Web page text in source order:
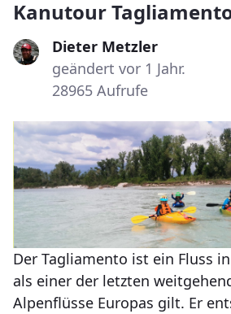
Kanutour
Dieter Metzler
geändert vor 1 Jahr.
28965 Aufrufe
Der Tagliamento ist ein Fluss
als einer der letzten
Alpenflüsse Europas gilt. Er